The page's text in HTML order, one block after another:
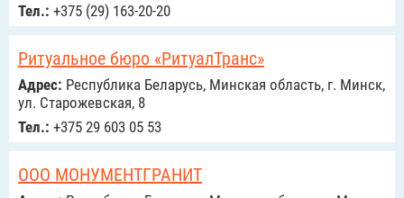
Тел.: +375 (29) 163-20-20
Ритуальное бюро «РитуалТранс»
Адрес: Республика Беларусь, Минская область, г. Минск,
ул. Старожевская, 8
Тел.: +375 29 603 05 53
ООО МОНУМЕНТГРАНИТ